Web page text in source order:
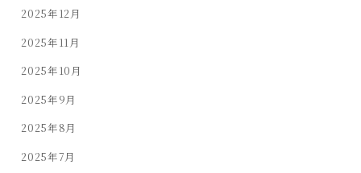
2025年12月
2025年11月
2025年10月
2025年9月
2025年8月
2025年7月